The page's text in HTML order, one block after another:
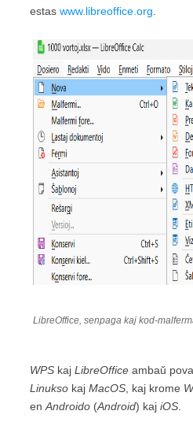
estas www.libreoffice.org
LibreOffice, senpaga kaj kod-
WPS kaj LibreOffice ambaŭ
Linukso kaj MacOS , kaj krome
en Androido (Android) kaj iOS